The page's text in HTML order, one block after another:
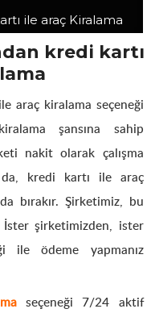
ile araç Kiralama
kredi kartı
araç kiralama seçeneği
şansına sahip
nakit olarak çalışma
kredi kartı ile araç
bırakır. Şirketimiz, bu
İster şirketimizden, ister
ile ödeme yapmanız
seçeneği 7/24 aktif